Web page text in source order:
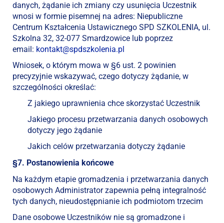
danych, żądanie ich zmiany czy usunięcia Uczestnik
wnosi w formie pisemnej na adres: Niepubliczne
Centrum Kształcenia Ustawicznego SPD SZKOLENIA, ul.
Szkolna 32, 32-077 Smardzowice lub poprzez
email: kontakt@spdszkolenia.pl
Wniosek, o którym mowa w §6 ust. 2 powinien
precyzyjnie wskazywać, czego dotyczy żądanie, w
szczególności określać:
Z jakiego uprawnienia chce skorzystać Uczestnik
Jakiego procesu przetwarzania danych osobowych
dotyczy jego żądanie
Jakich celów przetwarzania dotyczy żądanie
§7. Postanowienia końcowe
Na każdym etapie gromadzenia i przetwarzania danych
osobowych Administrator zapewnia pełną integralność
tych danych, nieudostępnianie ich podmiotom trzecim
Dane osobowe Uczestników nie są gromadzone i